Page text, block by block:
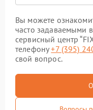
Вы можете
часто задаваемыми
сервисный центр
телефону+7 (395)
свой вопрос.